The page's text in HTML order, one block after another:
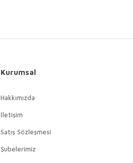
Kurumsal
Hakkımızda
İletişim
Satış Sözleşmesi
Şubelerimiz